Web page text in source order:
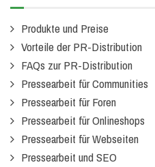
Produkte und Preise
Vorteile der PR-Distribution
FAQs zur PR-Distribution
Pressearbeit für Communities
Pressearbeit für Foren
Pressearbeit für Onlineshops
Pressearbeit für Webseiten
Pressearbeit und SEO